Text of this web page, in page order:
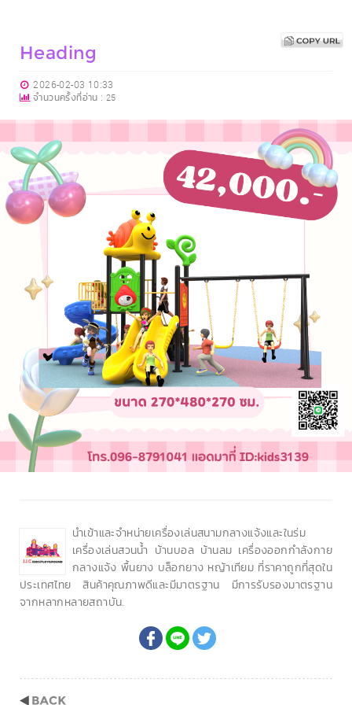
Heading
2026-02-03 10:33
จำนวนครั้งที่อ่าน : 25
นำเข้าและจำหน่ายเครื่องเล่นสนามกลางแจ้งและในร่ม
เครื่องเล่นสวนน้ำ บ้านบอล บ้านลม เครื่องออกกำลังกาย
กลางแจ้ง พื้นยาง บล็อกยาง หญ้าเทียม ที่ราคาถูกที่สุดใน
ประเทศไทย สินค้าคุณภาพดีและมีมาตรฐาน มีการรับรองมาตรฐาน
จากหลากหลายสถาบัน.